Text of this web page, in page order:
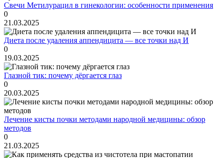
Свечи Метилурацил в гинекологии: особенности применения
0
21.03.2025
Диета после удаления аппендицита — все точки над И
0
19.03.2025
Глазной тик: почему дёргается глаз
0
20.03.2025
Лечение кисты почки методами народной медицины: обзор
методов
0
21.03.2025